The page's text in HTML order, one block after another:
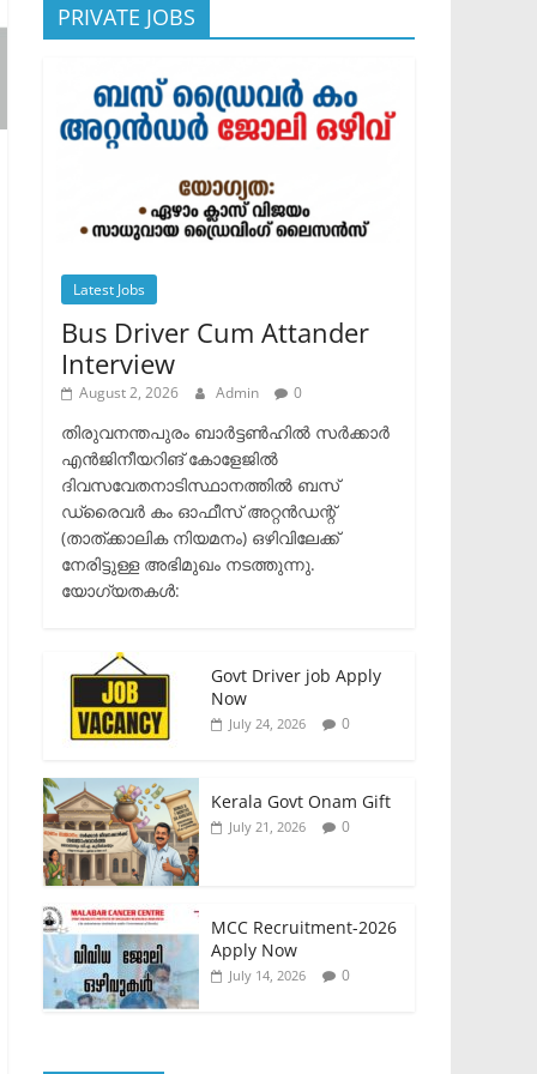
PRIVATE JOBS
Latest Jobs
Bus Driver Cum Attander
Interview
August 2, 2026 Admin 0
തിരുവനന്തപുരം ബാർട്ടൺഹിൽ സർക്കാർ
എൻജിനീയറിങ് കോളേജിൽ
ദിവസവേതനാടിസ്ഥാനത്തിൽ ബസ്
ഡ്രൈവർ കം ഓഫീസ് അറ്റൻഡന്റ്
(താത്ക്കാലിക നിയമനം) ഒഴിവിലേക്ക്
നേരിട്ടുള്ള അഭിമുഖം നടത്തുന്നു.​
യോഗ്യതകൾ:
Govt Driver job Apply
Now
July 24, 2026 0
Kerala Govt Onam Gift
July 21, 2026 0
MCC Recruitment-2026
Apply Now
July 14, 2026 0